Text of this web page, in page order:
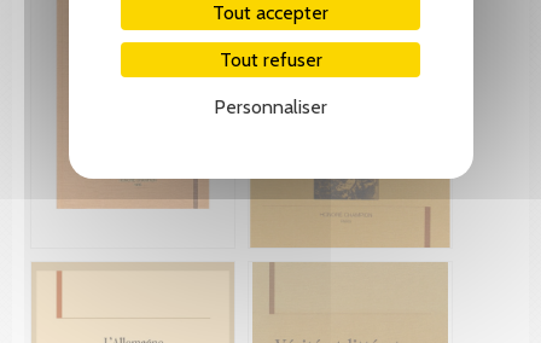
Tout accepter
Tout refuser
Personnaliser